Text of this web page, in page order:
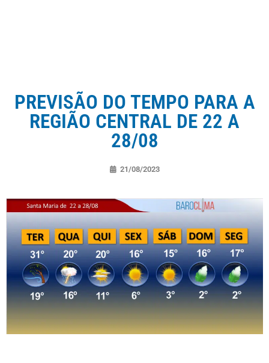
PREVISÃO DO TEMPO PARA A
REGIÃO CENTRAL DE 22 A
28/08
21/08/2023